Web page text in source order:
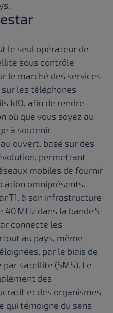
le seul opérateur de
sous contrôle
le marché des services
les téléphones
IdO, afin de rendre
où que vous soyez au
à soutenir
ouvert, basé sur des
permettant
mobiles de fournir
omniprésents.
T1, à son infrastructure
MHz dans la bande S
connecte les
au pays, même
par le biais de
satellite (SMS). Le
des
et des organismes
qui témoigne du sens